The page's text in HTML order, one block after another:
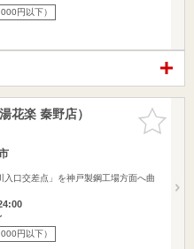
円以下）
お気に入
りに追加
花楽 秦野店）
入口交差点」を神戸製鋼工場方面へ曲
円以下）